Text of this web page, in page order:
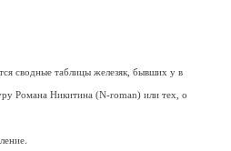
сводные таблицы железяк, бывших у в
Романа Никитина (N-roman) или тех, о